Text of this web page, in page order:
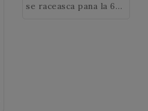
da nastere unui ceai
se raceasca pana la 60-